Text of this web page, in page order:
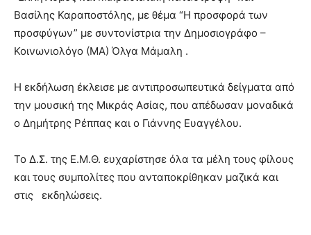
Βασίλης Καραποστόλης, με θέμα “Η προσφορά των
προσφύγων” με συντονίστρια την Δημοσιογράφο –
Κοινωνιολόγο (ΜΑ) Όλγα Μάμαλη .
Η εκδήλωση έκλεισε με αντιπροσωπευτικά δείγματα από
την μουσική της Μικράς Ασίας, που απέδωσαν μοναδικά
ο Δημήτρης Ρέππας και ο Γιάννης Ευαγγέλου.
Το Δ.Σ. της Ε.Μ.Θ. ευχαρίστησε όλα τα μέλη τους φίλους
και τους συμπολίτες που ανταποκρίθηκαν μαζικά και
στις εκδηλώσεις.